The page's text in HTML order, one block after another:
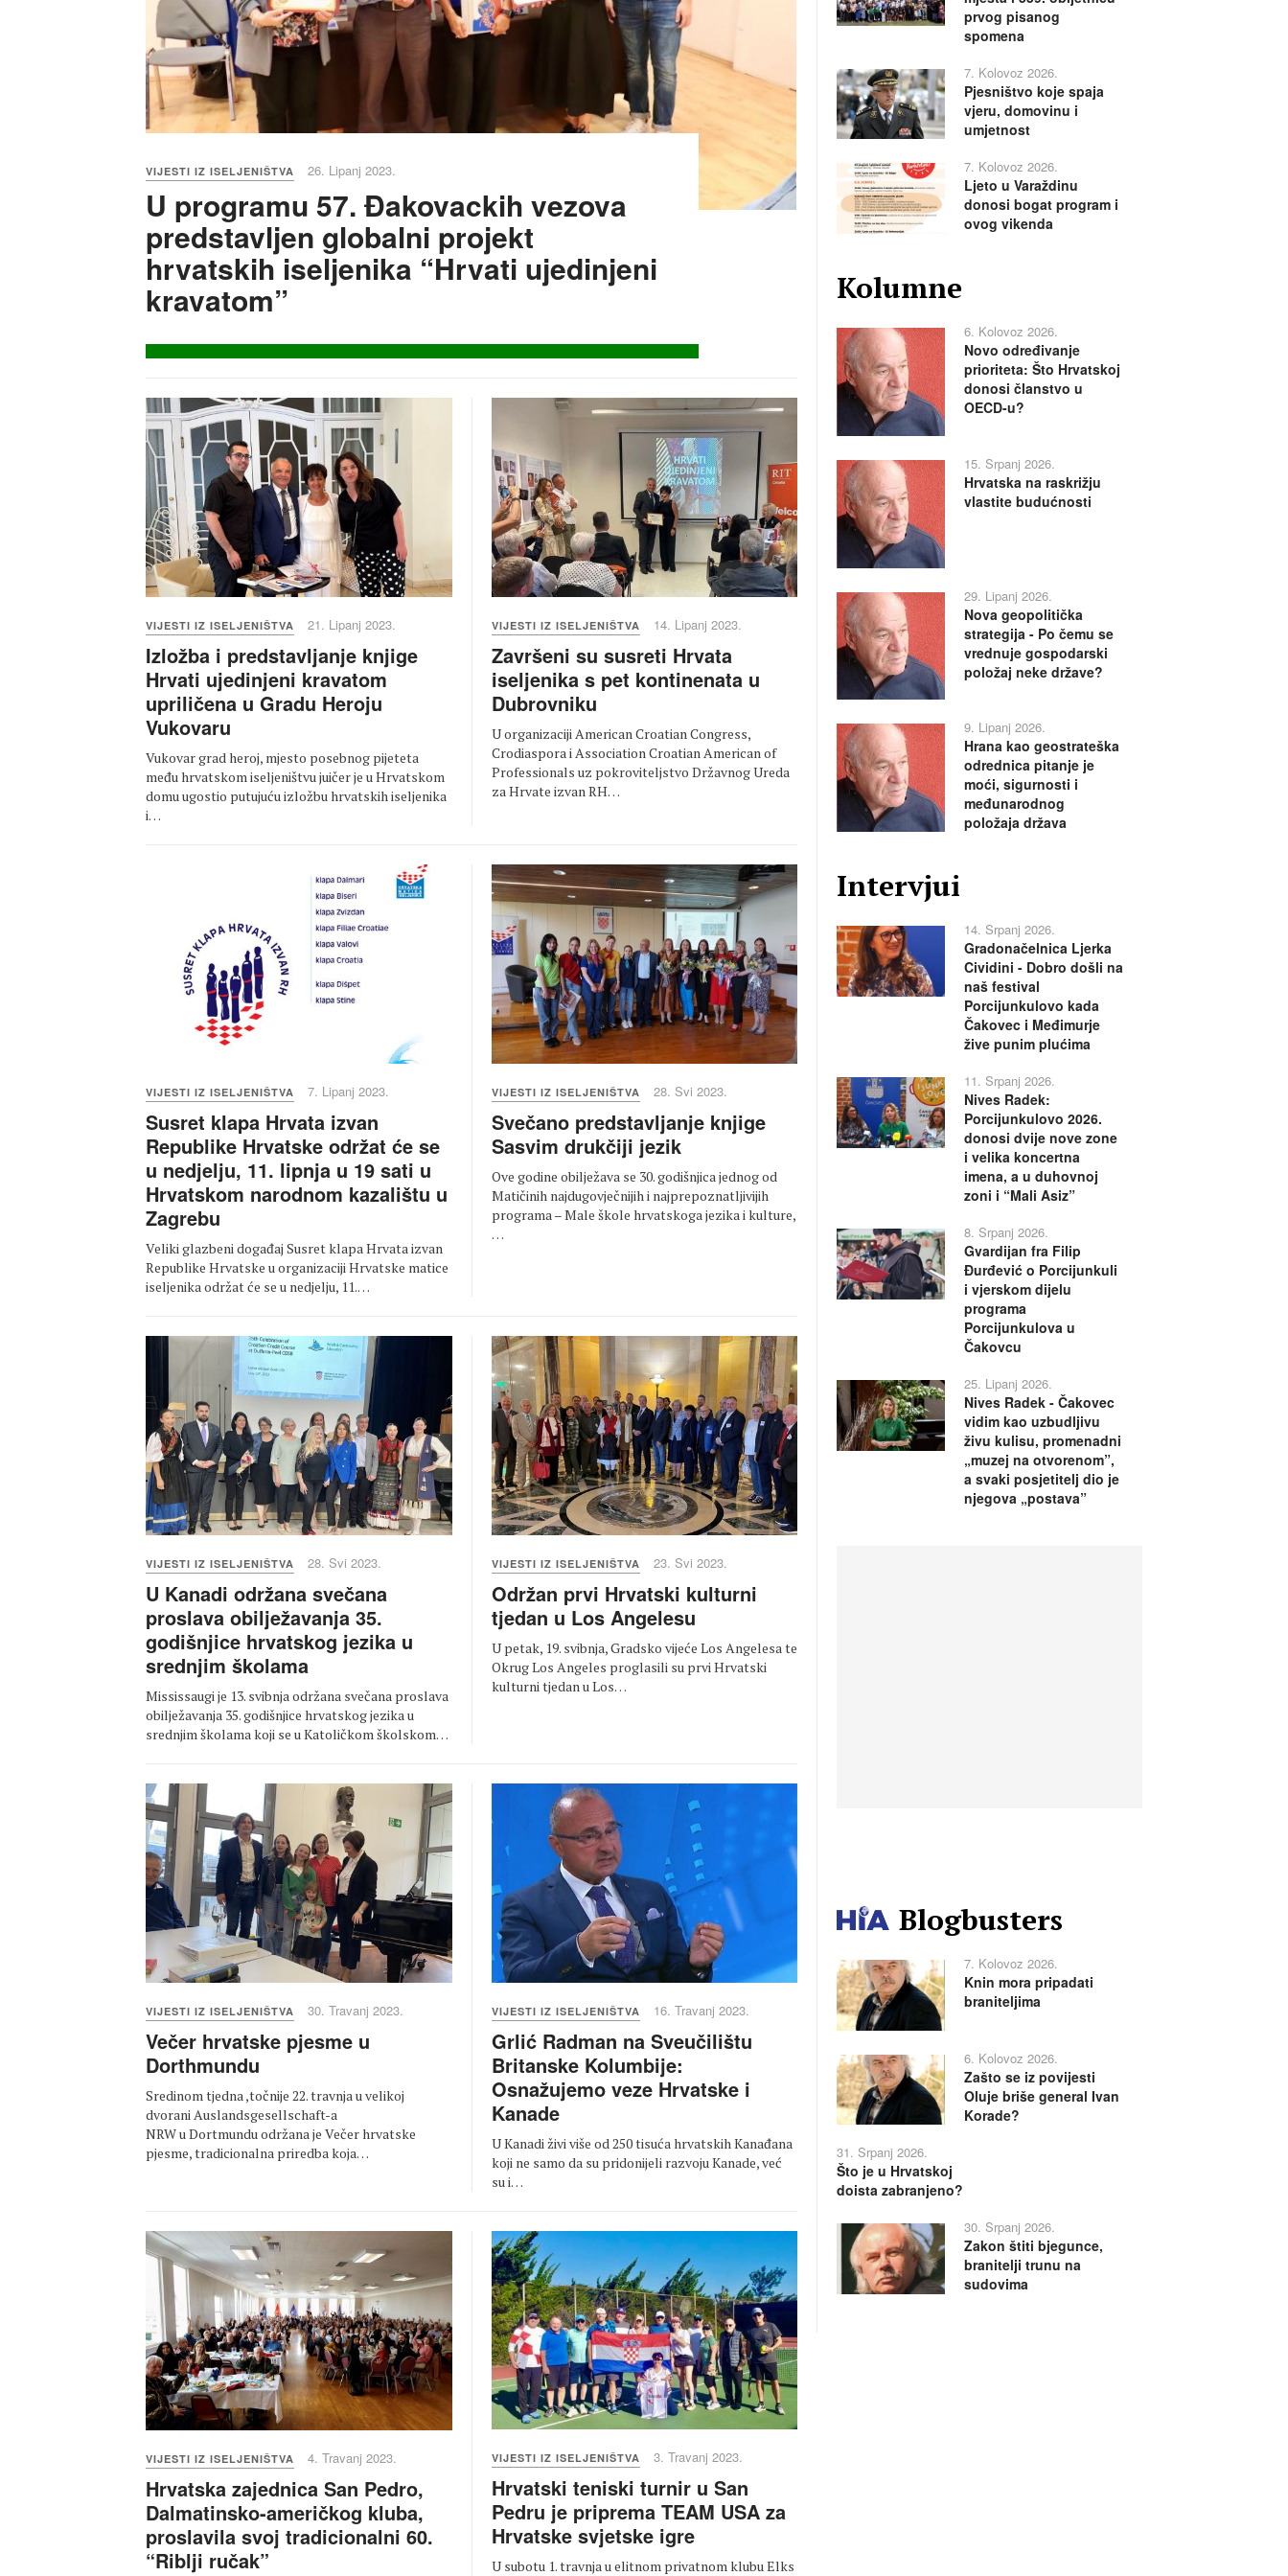
VIJESTI IZ ISELJENIŠTVA 26. Lipanj 2023.
U programu 57. Đakovackih vezova
predstavljen globalni projekt
hrvatskih iseljenika “Hrvati ujedinjeni
kravatom”
VIJESTI IZ ISELJENIŠTVA 21. Lipanj 2023.
Izložba i predstavljanje knjige
Hrvati ujedinjeni kravatom
upriličena u Gradu Heroju
Vukovaru
Vukovar grad heroj, mjesto posebnog pijeteta
među hrvatskom iseljeništvu juičer je u Hrvatskom
domu ugostio putujuću izložbu hrvatskih iseljenika
i…
VIJESTI IZ ISELJENIŠTVA 14. Lipanj 2023.
Završeni su susreti Hrvata
iseljenika s pet kontinenata u
Dubrovniku
U organizaciji American Croatian Congress,
Crodiaspora i Association Croatian American of
Professionals uz pokroviteljstvo Državnog Ureda
za Hrvate izvan RH…
VIJESTI IZ ISELJENIŠTVA 7. Lipanj 2023.
Susret klapa Hrvata izvan
Republike Hrvatske održat će se
u nedjelju, 11. lipnja u 19 sati u
Hrvatskom narodnom kazalištu u
Zagrebu
Veliki glazbeni događaj Susret klapa Hrvata izvan
Republike Hrvatske u organizaciji Hrvatske matice
iseljenika održat će se u nedjelju, 11.…
VIJESTI IZ ISELJENIŠTVA 28. Svi 2023.
Svečano predstavljanje knjige
Sasvim drukčiji jezik
Ove godine obilježava se 30. godišnjica jednog od
Matičinih najdugovječnijih i najprepoznatljivijih
programa – Male škole hrvatskoga jezika i kulture,
…
VIJESTI IZ ISELJENIŠTVA 28. Svi 2023.
U Kanadi održana svečana
proslava obilježavanja 35.
godišnjice hrvatskog jezika u
srednjim školama
Mississaugi je 13. svibnja održana svečana proslava
obilježavanja 35. godišnjice hrvatskog jezika u
srednjim školama koji se u Katoličkom školskom…
VIJESTI IZ ISELJENIŠTVA 23. Svi 2023.
Održan prvi Hrvatski kulturni
tjedan u Los Angelesu
U petak, 19. svibnja, Gradsko vijeće Los Angelesa te
Okrug Los Angeles proglasili su prvi Hrvatski
kulturni tjedan u Los…
VIJESTI IZ ISELJENIŠTVA 30. Travanj 2023.
Večer hrvatske pjesme u
Dorthmundu
Sredinom tjedna ,točnije 22. travnja u velikoj
dvorani Auslandsgesellschaft-a
NRW u Dortmundu održana je Večer hrvatske
pjesme, tradicionalna priredba koja…
VIJESTI IZ ISELJENIŠTVA 16. Travanj 2023.
Grlić Radman na Sveučilištu
Britanske Kolumbije:
Osnažujemo veze Hrvatske i
Kanade
U Kanadi živi više od 250 tisuća hrvatskih Kanađana
koji ne samo da su pridonijeli razvoju Kanade, već
su i…
VIJESTI IZ ISELJENIŠTVA 4. Travanj 2023.
Hrvatska zajednica San Pedro,
Dalmatinsko-američkog kluba,
proslavila svoj tradicionalni 60.
“Riblji ručak”
VIJESTI IZ ISELJENIŠTVA 3. Travanj 2023.
Hrvatski teniski turnir u San
Pedru je priprema TEAM USA za
Hrvatske svjetske igre
U subotu 1. travnja u elitnom privatnom klubu Elks
prvog pisanog
spomena
7. Kolovoz 2026.
Pjesništvo koje spaja
vjeru, domovinu i
umjetnost
7. Kolovoz 2026.
Ljeto u Varaždinu
donosi bogat program i
ovog vikenda
Kolumne
6. Kolovoz 2026.
Novo određivanje
prioriteta: Što Hrvatskoj
donosi članstvo u
OECD-u?
15. Srpanj 2026.
Hrvatska na raskrižju
vlastite budućnosti
29. Lipanj 2026.
Nova geopolitička
strategija - Po čemu se
vrednuje gospodarski
položaj neke države?
9. Lipanj 2026.
Hrana kao geostrateška
odrednica pitanje je
moći, sigurnosti i
međunarodnog
položaja država
Intervjui
14. Srpanj 2026.
Gradonačelnica Ljerka
Cividini - Dobro došli na
naš festival
Porcijunkulovo kada
Čakovec i Međimurje
žive punim plućima
11. Srpanj 2026.
Nives Radek:
Porcijunkulovo 2026.
donosi dvije nove zone
i velika koncertna
imena, a u duhovnoj
zoni i “Mali Asiz”
8. Srpanj 2026.
Gvardijan fra Filip
Đurđević o Porcijunkuli
i vjerskom dijelu
programa
Porcijunkulova u
Čakovcu
25. Lipanj 2026.
Nives Radek - Čakovec
vidim kao uzbudljivu
živu kulisu, promenadni
„muzej na otvorenom”,
a svaki posjetitelj dio je
njegova „postava”
Blogbusters
7. Kolovoz 2026.
Knin mora pripadati
braniteljima
6. Kolovoz 2026.
Zašto se iz povijesti
Oluje briše general Ivan
Korade?
31. Srpanj 2026.
Što je u Hrvatskoj
doista zabranjeno?
30. Srpanj 2026.
Zakon štiti bjegunce,
branitelji trunu na
sudovima